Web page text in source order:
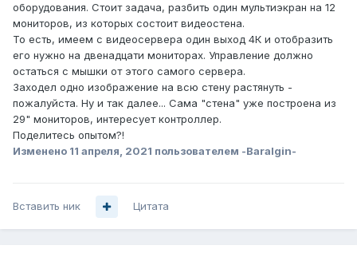
оборудования. Стоит задача, разбить один мультиэкран на 12
мониторов, из которых состоит видеостена.
То есть, имеем с видеосервера один выход 4К и отобразить
его нужно на двенадцати мониторах. Управление должно
остаться с мышки от этого самого сервера.
Заходел одно изображение на всю стену растянуть -
пожалуйста. Ну и так далее... Сама "стена" уже построена из
29" мониторов, интересует контроллер.
Поделитесь опытом?!
Изменено 11 апреля, 2021 пользователем -Baralgin-
Вставить ник Цитата